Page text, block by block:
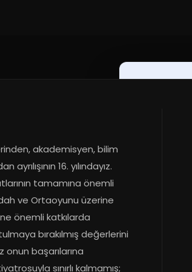
akademisyen, bilim
16. yılındayız.
tamamına önemli
ve Ortaoyunu üzerine
önemli katkılarda
bırakılmış değerlerini
başarılarına
sınırlı kalmamış;